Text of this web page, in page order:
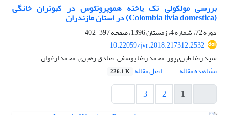
بررسی مولکولی تک یاخته هموپروتئوس در کبوتران خانگی
(Colombia livia domestica) در استان مازندران
دوره 72، شماره 4، زمستان 1396، صفحه
397-402
10.22059/jvr.2018.217312.2532
سید رضا طبری پور، محمد رضا یوسفی، صادق رهبری، محمد ارغوان
مشاهده مقاله
اصل مقاله 226.1 K
1
2
3